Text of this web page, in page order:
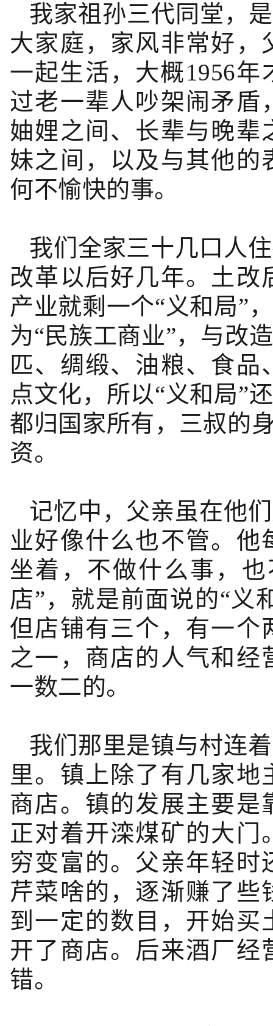
我家祖孙三代同堂，
大家庭，家风非常好，
一起生活，大概1956
过老一辈人吵架闹矛盾
妯娌之间、长辈与晚辈
妹之间，以及与其他的
何不愉快的事。
我们全家三十几口人
改革以后好几年。土改
产业就剩一个“义和局”
为“民族工商业”，与改
匹、绸缎、油粮、食
点文化，所以“义和局”
都归国家所有，三叔的
资。
记忆中，父亲虽在他
业好像什么也不管。他
坐着，不做什么事，
店”，就是前面说的“义
但店铺有三个，有一个
之一，商店的人气和经
一数二的。
我们那里是镇与村连
里。镇上除了有几家
商店。镇的发展主要是
正对着开滦煤矿的大门
穷变富的。父亲年轻时
芹菜啥的，逐渐赚了些
到一定的数目，开始买
开了商店。后来酒厂经
错。